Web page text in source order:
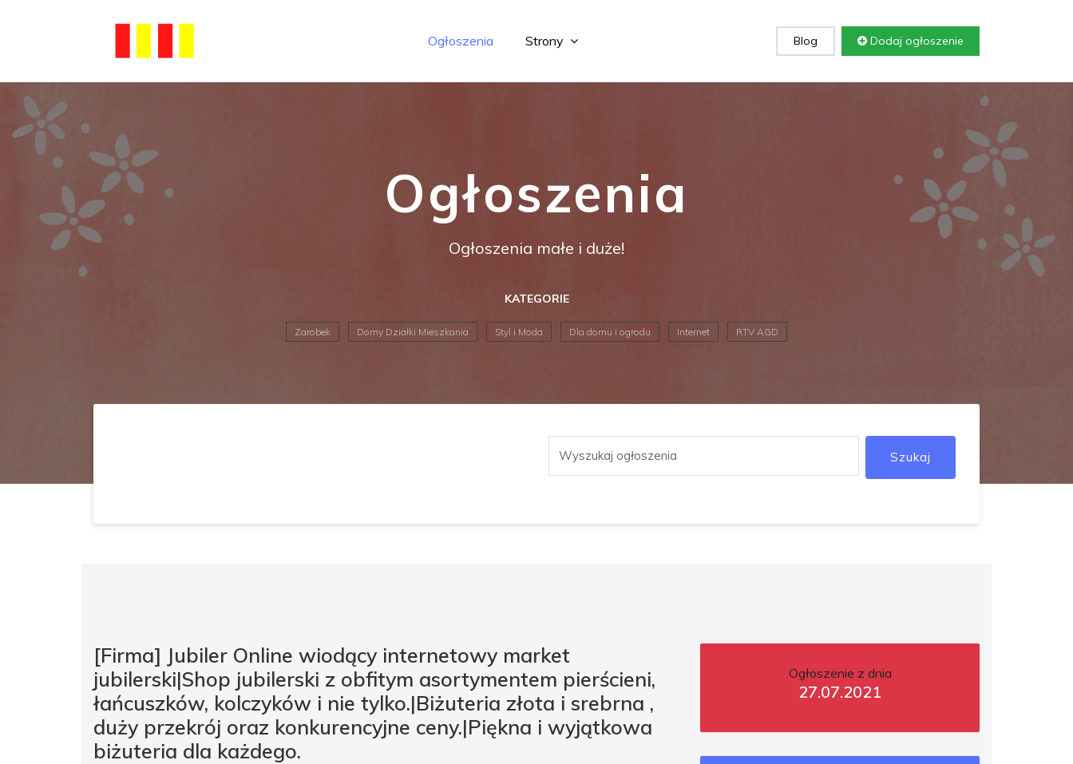
Ogłoszenia Strony Blog Dodaj ogłoszenie
Ogłoszenia
Ogłoszenia małe i duże!
KATEGORIE
Zarobek Domy Działki Mieszkania Styl i Moda Dla domu i ogrodu Internet RTV AGD
Szukaj
[Firma] Jubiler Online wiodący internetowy market
jubilerski|Shop jubilerski z obfitym asortymentem pierścieni,
łańcuszków, kolczyków i nie tylko.|Biżuteria złota i srebrna ,
duży przekrój oraz konkurencyjne ceny.|Piękna i wyjątkowa
biżuteria dla każdego.
Ogłoszenie z dnia
27.07.2021